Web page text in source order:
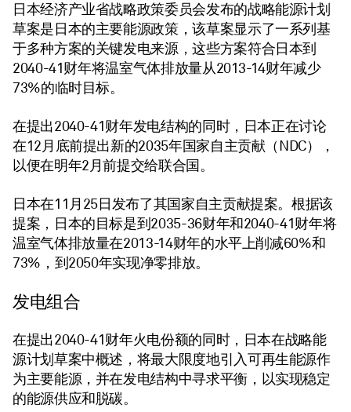
日本经济产业省战略政策委员会发布的战略能源计划
草案是日本的主要能源政策，该草案显示了一系列基
于多种方案的关键发电来源，这些方案符合日本到
2040-41财年将温室气体排放量从2013-14财年减少
73%的临时目标。
在提出2040-41财年发电结构的同时，日本正在讨论
在12月底前提出新的2035年国家自主贡献（NDC），
以便在明年2月前提交给联合国。
日本在11月25日发布了其国家自主贡献提案。根据该
提案，日本的目标是到2035-36财年和2040-41财年将
温室气体排放量在2013-14财年的水平上削减60%和
73%，到2050年实现净零排放。
发电组合
在提出2040-41财年火电份额的同时，日本在战略能
源计划草案中概述，将最大限度地引入可再生能源作
为主要能源，并在发电结构中寻求平衡，以实现稳定
的能源供应和脱碳。